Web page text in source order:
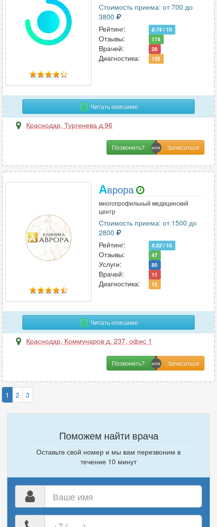
Эмбриология
Эндокринология
Эпилептология
Стоимость приема: от 700 до
3800
Рейтинг:
8.74 / 10
Отзывы: 174
Врачей: 28
Диагностика: 135
Читать описание
Краснодар, Тургенева д.96
Позвонить?
Аврора
многопрофильный медицинский
центр
Стоимость приема: от 1500 до
2800
Рейтинг:
9.02 / 10
Отзывы: 47
Услуги: 80
Врачей: 11
Диагностика: 15
Читать описание
Краснодар, Коммунаров д. 237, офис 1
Позвонить?
1 2 3
Поможем найти врача
Оставьте свой номер и мы вам перезвоним в
течение 10 минут